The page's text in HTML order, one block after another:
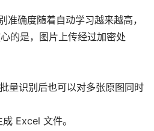
准确度随着自动学习越来越高，
的是，图片上传经过加密处
量识别后也可以对多张原图同时
Excel 文件。